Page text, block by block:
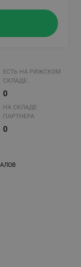
ЕСТЬ НА РИЖСКОМ
СКЛАДЕ:
0
НА СКЛАДЕ
ПАРТНЕРА
0